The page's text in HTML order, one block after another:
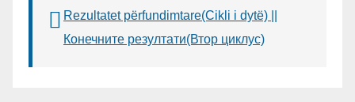
Rezultatet përfundimtare(Cikli i dytë) ||
Конечните резултати(Втор циклус)